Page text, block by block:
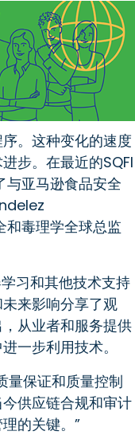
。这种变化的速度
步。在最近的SQFI
亚马逊食品安全
毒理学全球总监
习和其他技术支持
来影响分享了观
从业者和服务提供
一步利用技术。
量保证和质量控制
供应链合规和审计
的关键。”